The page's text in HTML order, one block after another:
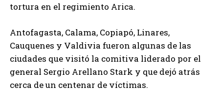
tortura en el regimiento Arica.
Antofagasta, Calama, Copiapó, Linares,
Cauquenes y Valdivia fueron algunas de las
ciudades que visitó la comitiva liderado por el
general Sergio Arellano Stark y que dejó atrás
cerca de un centenar de víctimas.